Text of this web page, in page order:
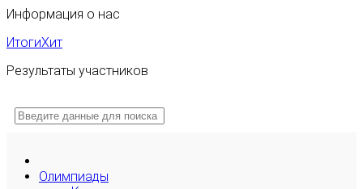
Информация о нас
ИтогиХит
Результаты участников
Олимпиады